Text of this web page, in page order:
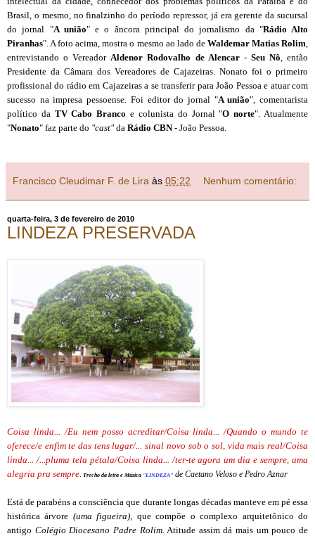
Brasil, o mesmo, no finalzinho do período repressor, já era gerente da sucursal
do jornal "A união" e o âncora principal do jornalismo da "Rádio Alto
Piranhas". A foto acima, mostra o mesmo ao lado de Waldemar Matias Rolim
entrevistando o Vereador Aldenor Rodovalho de Alencar- Seu Nô , então
Presidente da Câmara dos Vereadores de Cajazeiras. Nonato foi o primeiro
profissional do rádio em Cajazeiras a se transferir para João Pessoa e atuar com
sucesso na impresa pessoense. Foi editor do jornal "A união", comentarista
político da TV Cabo Brancoe colunista do Jornal "O norte". Atualmente
"Nonato" faz parte do "cast"da Rádio CBN- João Pessoa.
Francisco Cleudimar F. de Lira às 05:22 Nenhum comentário:
quarta-feira, 3 de fevereiro de 2010
LINDEZA PRESERVADA
Coisa linda... /Eu nem posso acreditar/Coisa linda... /Quando o mundo te
oferece/e enfim te das tens lugar/... sinal novo sob o sol, vida mais real/Coisa
linda... /...pluma tela pétala/Coisa linda... /ter-te agora um dia e sempre, uma
alegria pra sempre Trecho da letra e Música "LINDEZA" de Caetano Veloso e Pedro Aznar
Está de parabéns a consciência que durante longas décadas manteve em pé essa
histórica árvore (uma figueira), que compõe o complexo arquitetônico do
antigo Colégio Diocesano Padre Rolim. Atitude assim dá mais um pouco de